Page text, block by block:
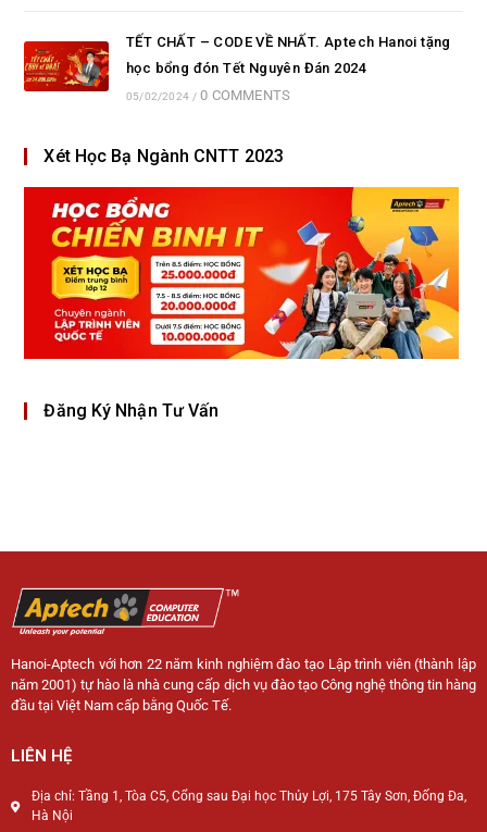
TẾT CHẤT – CODE VỀ NHẤT. Aptech Hanoi tặng
học bổng đón Tết Nguyên Đán 2024
05/02/2024 / 0 COMMENTS
Xét Học Bạ Ngành CNTT 2023
Đăng Ký Nhận Tư Vấn
Hanoi-Aptech với hơn 22 năm kinh nghiệm đào tạo Lập trình viên (thành lập
năm 2001) tự hào là nhà cung cấp dịch vụ đào tạo Công nghệ thông tin hàng
đầu tại Việt Nam cấp bằng Quốc Tế.
LIÊN HỆ
Địa chỉ: Tầng 1, Tòa C5, Cổng sau Đại học Thủy Lợi, 175 Tây Sơn, Đống Đa,
Hà Nội